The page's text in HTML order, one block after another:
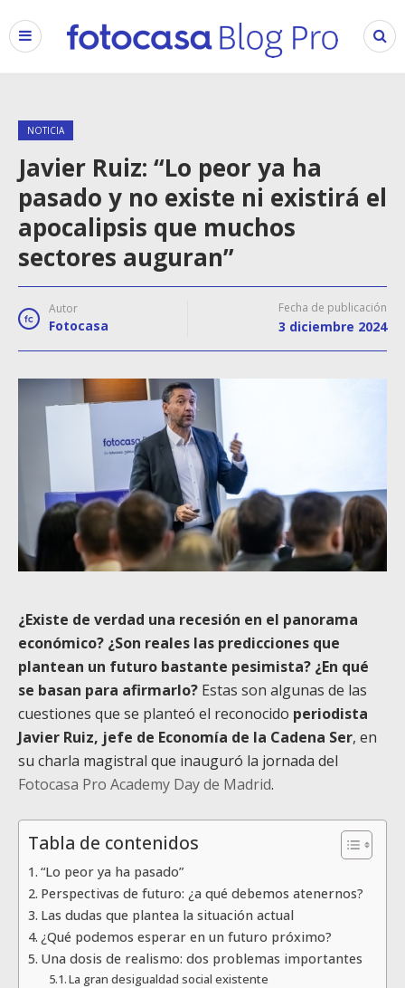
NOTICIA
Javier Ruiz: “Lo peor ya ha
pasado y no existe ni existirá el
apocalipsis que muchos
sectores auguran”
Autor
Fotocasa
Fecha de publicación
3 diciembre 2024
¿Existe de verdad una recesión en el panorama
económico? ¿Son reales las predicciones que
plantean un futuro bastante pesimista? ¿En qué
se basan para afirmarlo? Estas son algunas de las
cuestiones que se planteó el reconocido periodista
Javier Ruiz, jefe de Economía de la Cadena Ser, en
su charla magistral que inauguró la jornada del
Fotocasa Pro Academy Day de Madrid.
Tabla de contenidos
“Lo peor ya ha pasado”
Perspectivas de futuro: ¿a qué debemos atenernos?
Las dudas que plantea la situación actual
¿Qué podemos esperar en un futuro próximo?
Una dosis de realismo: dos problemas importantes
La gran desigualdad social existente